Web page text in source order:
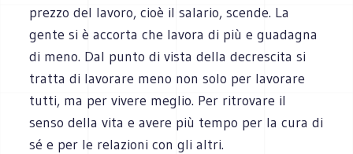
prezzo del lavoro, cioè il salario, scende. La
gente si è accorta che lavora di più e guadagna
di meno. Dal punto di vista della decrescita si
tratta di lavorare meno non solo per lavorare
tutti, ma per vivere meglio. Per ritrovare il
senso della vita e avere più tempo per la cura di
sé e per le relazioni con gli altri.